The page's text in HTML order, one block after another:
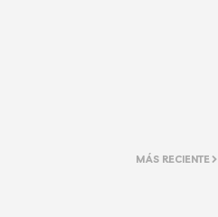
MÁS RECIENTE